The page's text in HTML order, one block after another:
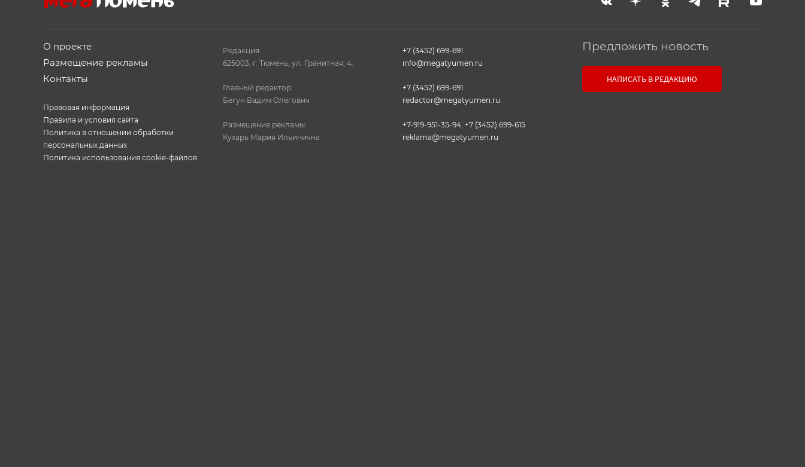
О проекте
Размещение рекламы
Контакты
Правовая информация
Правила и условия сайта
Политика в отношении обработки
персональных данных
Политика использования cookie-файлов
Редакция:
625003, г. Тюмень, ул. Гранитная, 4.
+7 (3452) 699-691
info@megatyumen.ru
Главный редактор:
Бегун Вадим Олегович
+7 (3452) 699-691
redactor@megatyumen.ru
Размещение рекламы:
Кухарь Мария Ильинична
+7-919-951-35-94, +7 (3452) 699-615
reklama@megatyumen.ru
Предложить новость
НАПИСАТЬ В РЕДАКЦИЮ
Связь с редакцией
Оставьте свои настоящие